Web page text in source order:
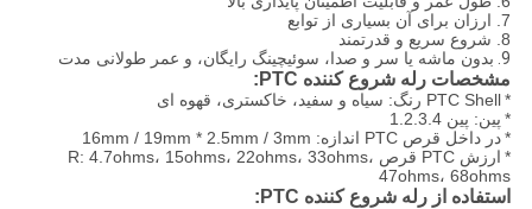
7. ارزان برای آن بسیاری از توابع
8. شروع سریع و قدرتمند
9. بدون ماشه یا سر و صدا، سوئیچینگ رایگان، و عمر طولانی مدت
مشخصات رله شروع کننده PTC:
*PTC Shell رنگ: سیاه و سفید، خاکستری، قهوه ای
* پین: پین 1.2.3.4
*در داخل قرص PTC اندازه: 16mm / 19mm * 2.5mm / 3mm
*
ارزش PTC قرص R: 4.7ohms، 15ohms، 22ohms، 33ohms،
47ohms، 68ohms
استفاده از رله شروع کننده PTC: